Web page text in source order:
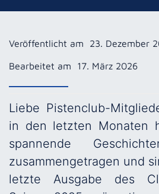
Liebe Pistenclub-
in den letzten Monaten
spannende
zusammengetragen und
letzte Ausgabe des
Veröffentlicht am 23. Dezember
Bearbeitet am 17. März 2026